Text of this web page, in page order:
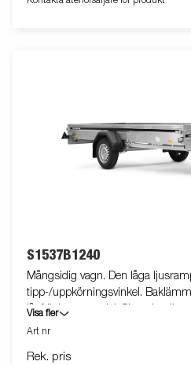
plats. Den bakre lämmen är
S1537B1240
Mångsidig vagn. Den låga
tipp-/uppkörningsvinkel.
lågfriktionsmaterial. Skruvtipp är
för montering av backljus bakom
Visa fler
Art nr
Rek. pris